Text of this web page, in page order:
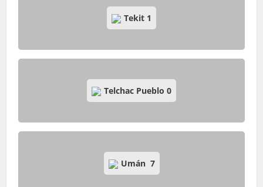
Tekit 1
Telchac Pueblo 0
Umán 7